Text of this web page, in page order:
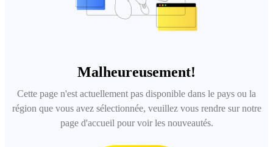
Malheureusement!
Cette page n'est actuellement pas disponible dans le pays ou la
région que vous avez sélectionnée, veuillez vous rendre sur notre
page d'accueil pour voir les nouveautés.